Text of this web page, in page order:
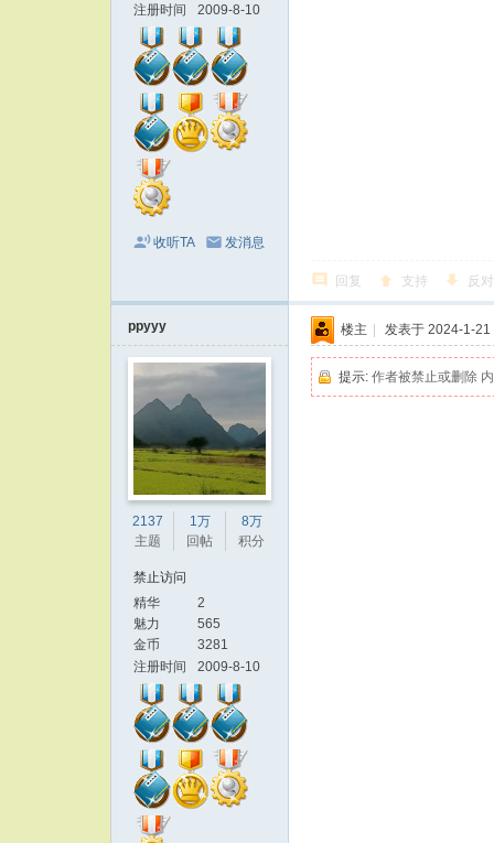
注册时间
2009-8-10
收听TA 发消息
回复 支持 反对
ppyyy
2137
主题
1万
回帖
8万
积分
禁止访问
精华
2
魅力
565
金币
3281
注册时间
2009-8-10
楼主 | 发表于 2024-1-
提示: 作者被禁止或删除